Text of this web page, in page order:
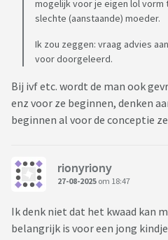
mogelijk voor je eigen lol vorm
slechte (aanstaande) moeder.
Ik zou zeggen: vraag advies
voor doorgeleerd.
Bij ivf etc. wordt de man ook
enz voor ze beginnen, denken
beginnen al voor de conceptie
rionyriony
27-08-2025 om 18:47
Ik denk niet dat het kwaad kan
belangrijk is voor een jong